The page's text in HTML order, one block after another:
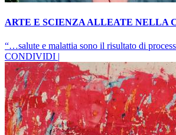
ARTE E SCIENZA ALLEATE NELLA
“…salute e malattia sono il risultato di
CONDIVIDI |